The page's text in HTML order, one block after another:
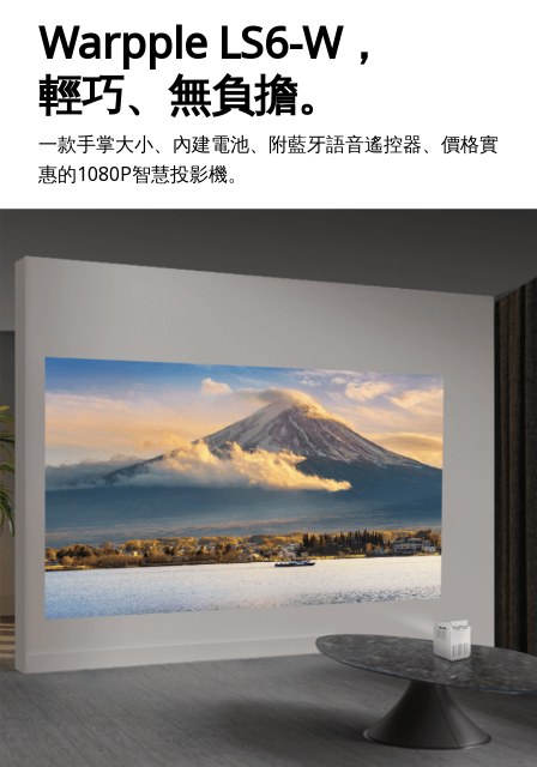
Warpple LS6-W，
輕巧、無負擔。
一款手掌大小、內建電池、附藍牙語音遙控器、價格實
惠的1080P智慧投影機。